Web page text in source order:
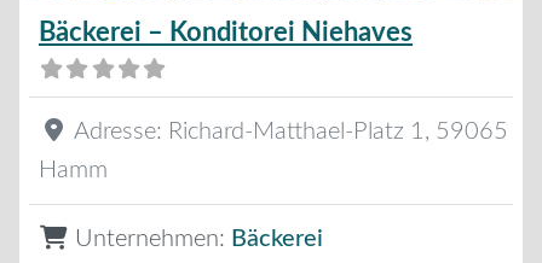
Bäckerei – Konditorei Niehaves
Adresse: Richard-Matthael-Platz 1, 59065
Hamm
Unternehmen: Bäckerei